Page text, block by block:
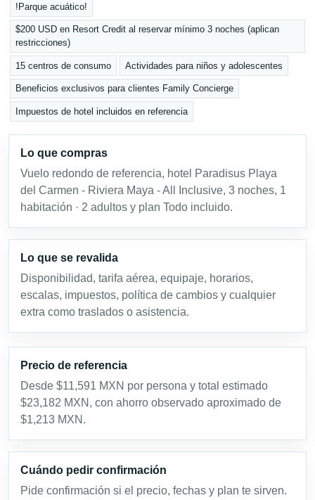
!Parque acuático!
$200 USD en Resort Credit al reservar mínimo 3 noches (aplican
restricciones)
15 centros de consumo Actividades para niños y adolescentes
Beneficios exclusivos para clientes Family Concierge
Impuestos de hotel incluidos en referencia
Lo que compras
Vuelo redondo de referencia, hotel Paradisus Playa
del Carmen - Riviera Maya - All Inclusive, 3 noches, 1
habitación · 2 adultos y plan Todo incluido.
Lo que se revalida
Disponibilidad, tarifa aérea, equipaje, horarios,
escalas, impuestos, política de cambios y cualquier
extra como traslados o asistencia.
Precio de referencia
Desde $11,591 MXN por persona y total estimado
$23,182 MXN, con ahorro observado aproximado de
$1,213 MXN.
Cuándo pedir confirmación
Pide confirmación si el precio, fechas y plan te sirven.